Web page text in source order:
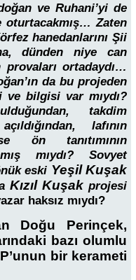
ve Ruhani’yi de
Zaten
hanedanlarını Şii
dünden niye can
provaları ortadaydı…
da bu projeden
ve bilgisi var mıydı?
takdim
lafının
ön tanıtımının
mıydı? Sovyet
eski Yeşil Kuşak
Kızıl Kuşak projesi
haksız mıydı?
Doğu Perinçek,
bazı olumlu
bir kerameti